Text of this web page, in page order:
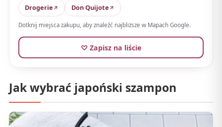
użytku podczas pobytu w Japonii.
Drogerie
Don Quijote
Dotknij miejsca zakupu, aby znaleźć najbliższe w Mapach Google.
♡ Zapisz na liście
Jak wybrać japoński szampon